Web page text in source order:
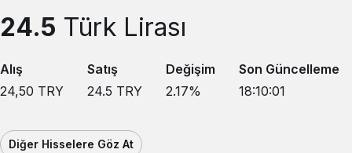
24.5 Türk Lirası
Alış
24,50 TRY
Satış
24.5 TRY
Değişim
2.17%
Son Güncelleme
18:10:01
Diğer Hisselere Göz At